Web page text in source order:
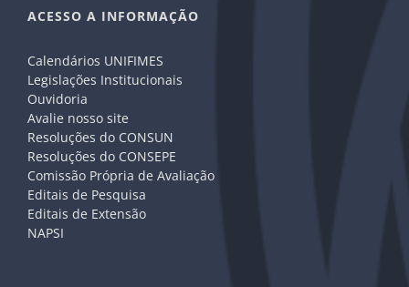
ACESSO A INFORMAÇÃO
Calendários UNIFIMES
Legislações Institucionais
Ouvidoria
Avalie nosso site
Resoluções do CONSUN
Resoluções do CONSEPE
Comissão Própria de Avaliação
Editais de Pesquisa
Editais de Extensão
NAPSI